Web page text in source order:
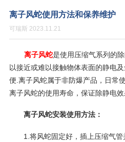
离子风蛇使用方法和保养维护
可瑞斯 2023.11.21
离子风蛇是使用压缩气系列的
以接近或难以接触物体表面的静电
便.离子风蛇属于非防爆产品，日常
离子风蛇的使用寿命，保证除静电效
离子风蛇安装使用方法：
1.将风蛇固定好，插上压缩气管